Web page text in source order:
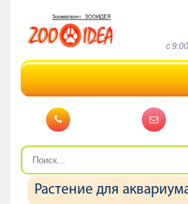
c
Растение для